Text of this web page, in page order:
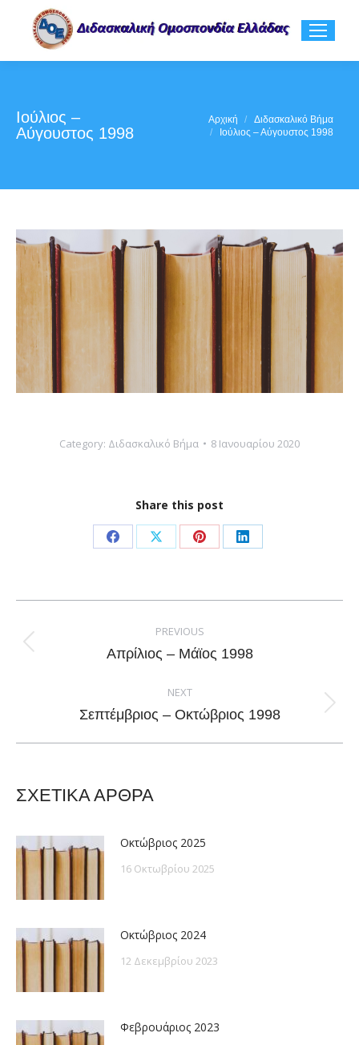
Ιούλιος –
Αύγουστος 1998
You are here:Αρχική
Διδασκαλικό Βήμα
Ιούλιος – Αύγουστος 1998
Category: Διδασκαλικό Βήμα 8 Ιανουαρίου 2020
Share this post
Share
Facebook
Share
X
Share
Pinterest
Share
LinkedIn
navigation
PREVIOUS
Previous
Απρίλιος – Μάϊος 1998
NEXT
Next
Σεπτέμβριος – Οκτώβριος 1998
ΣΧΕΤΙΚΑ ΑΡΘΡΑ
Οκτώβριος 2025
16 Οκτωβρίου 2025
Οκτώβριος 2024
12 Δεκεμβρίου 2023
Φεβρουάριος 2023